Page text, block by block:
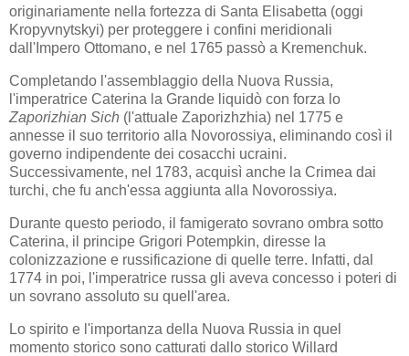
originariamente nella fortezza di Santa Elisabetta (oggi
Kropyvnytskyi) per proteggere i confini meridionali
dall'Impero Ottomano, e nel 1765 passò a Kremenchuk.
Completando l'assemblaggio della Nuova Russia,
l'imperatrice Caterina la Grande liquidò con forza lo
Zaporizhian Sich (l'attuale Zaporizhzhia) nel 1775 e
annesse il suo territorio alla Novorossiya, eliminando così il
governo indipendente dei cosacchi ucraini.
Successivamente, nel 1783, acquisì anche la Crimea dai
turchi, che fu anch'essa aggiunta alla Novorossiya.
Durante questo periodo, il famigerato sovrano ombra sotto
Caterina, il principe Grigori Potempkin, diresse la
colonizzazione e russificazione di quelle terre. Infatti, dal
1774 in poi, l'imperatrice russa gli aveva concesso i poteri di
un sovrano assoluto su quell'area.
Lo spirito e l'importanza della Nuova Russia in quel
momento storico sono catturati dallo storico Willard